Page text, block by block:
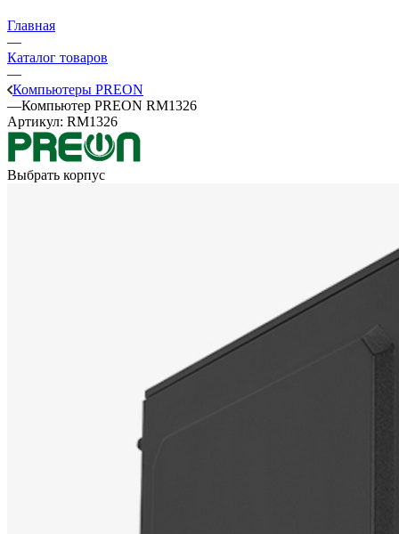
Главная
—
Каталог товаров
—
Компьютеры PREON
—Компьютер PREON RM1326
Артикул: RM1326
Выбрать корпус